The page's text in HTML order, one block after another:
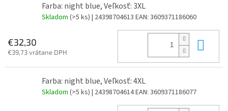
Farba: night blue, Veľkosť: 3XL
Skladom (>5 ks) | 24398704613 EAN: 3609371186060
€32,30
€39,73 vrátane DPH
Farba: night blue, Veľkosť: 4XL
Skladom (>5 ks) | 24398704614EAN: 3609371186077